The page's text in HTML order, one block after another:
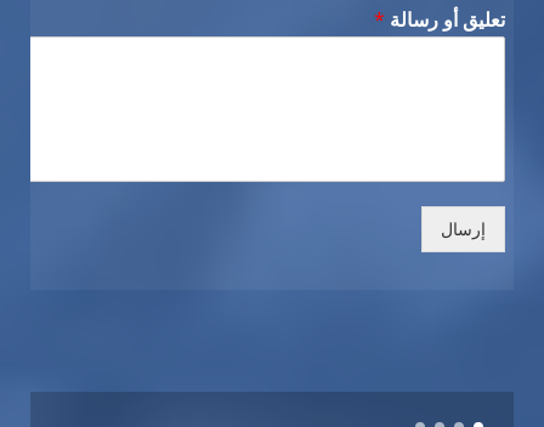
تعليق أو رسالة *
إرسال